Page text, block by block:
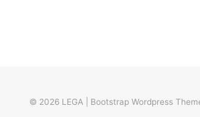
© 2026 LEGA Bootstrap Wordpress